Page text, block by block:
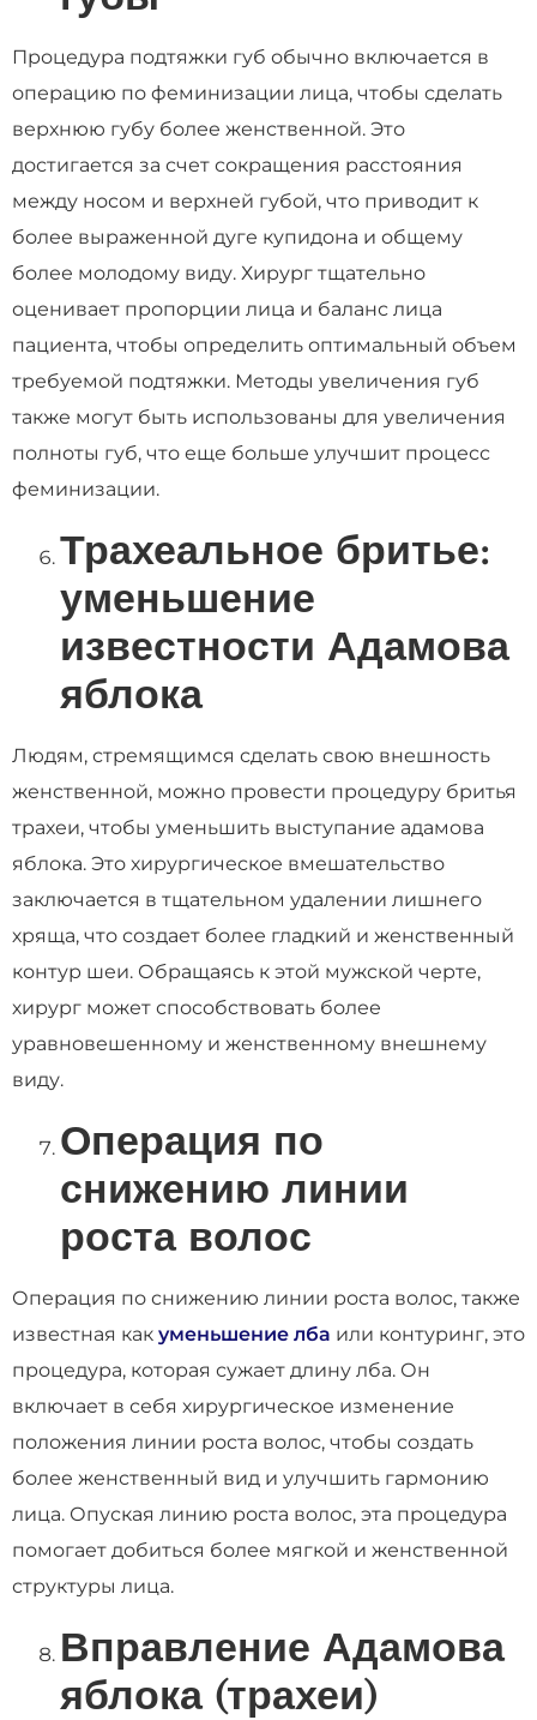
Процедура подтяжки губ обычно включается в
операцию по феминизации лица, чтобы сделать
верхнюю губу более женственной. Это
достигается за счет сокращения расстояния
между носом и верхней губой, что приводит к
более выраженной дуге купидона и общему
более молодому виду. Хирург тщательно
оценивает пропорции лица и баланс лица
пациента, чтобы определить оптимальный объем
требуемой подтяжки. Методы увеличения губ
также могут быть использованы для увеличения
полноты губ, что еще больше улучшит процесс
феминизации.
Трахеальное бритье:
уменьшение
известности Адамова
яблока
Людям, стремящимся сделать свою внешность
женственной, можно провести процедуру бритья
трахеи, чтобы уменьшить выступание адамова
яблока. Это хирургическое вмешательство
заключается в тщательном удалении лишнего
хряща, что создает более гладкий и женственный
контур шеи. Обращаясь к этой мужской черте,
хирург может способствовать более
уравновешенному и женственному внешнему
виду.
Операция по
снижению линии
роста волос
Операция по снижению линии роста волос, также
известная как уменьшение лба или контуринг, это
процедура, которая сужает длину лба. Он
включает в себя хирургическое изменение
положения линии роста волос, чтобы создать
более женственный вид и улучшить гармонию
лица. Опуская линию роста волос, эта процедура
помогает добиться более мягкой и женственной
структуры лица.
Вправление Адамова
яблока (трахеи)